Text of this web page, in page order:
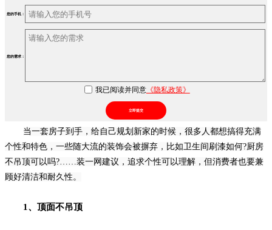
您的手机：
您的需求：
我已阅读并同意《隐私政策》
立即提交
当一套房子到手，给自己规划新家的时候，很多人都想搞得充满
个性和特色，一些随大流的装饰会被摒弃，比如卫生间刷漆如何?厨房
不吊顶可以吗?……装一网建议，追求个性可以理解，但消费者也要兼
顾好清洁和耐久性。
1、顶面不吊顶